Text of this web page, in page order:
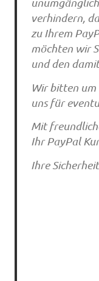
verhindern,
zu Ihrem
möchten wir
und den
Wir bitten um
uns für
Mit
Ihr PayPal
Ihre